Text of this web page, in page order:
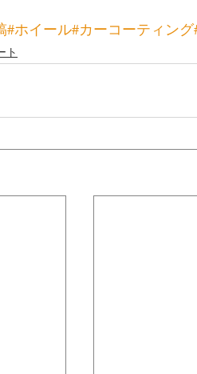
#ホイール#カーコーティング
ト